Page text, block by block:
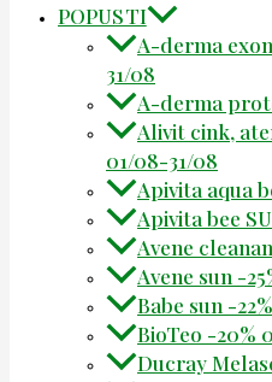
POPUSTI
A-derma
31/08
A-derma
Alivit cink,
01/08-31/08
Apivita aqua
Apivita bee
Avene
Avene sun -
Babe sun -
BioTeo -20%
Ducray